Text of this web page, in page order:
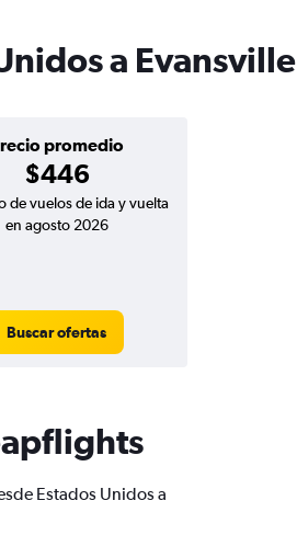
a Evansville
promedio
$446
de vuelos de ida y vuelta
en agosto 2026
Buscar ofertas
Estados Unidos a